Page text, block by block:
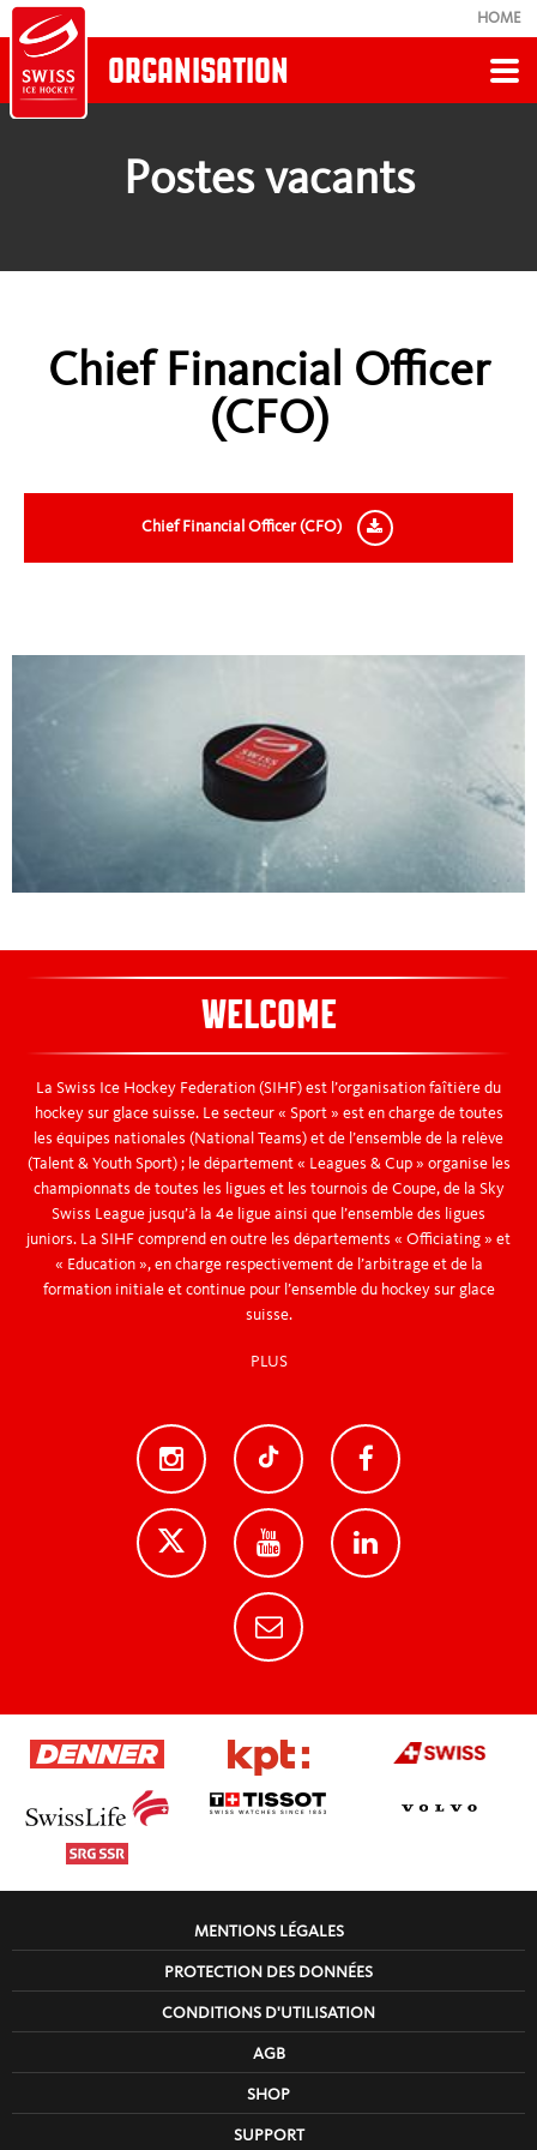
HOME
ORGANISATION
ORGANISATION
À propos de nous
Organigramme
Contact
Postes vacants
Chief Financial Officer
(CFO)
Chief Financial Officer (CFO)
WELCOME
La Swiss Ice Hockey Federation (SIHF) est l’organisation faîtière du
hockey sur glace suisse. Le secteur « Sport » est en charge de toutes
les équipes nationales (National Teams) et de l’ensemble de la relève
(Talent & Youth Sport) ; le département « Leagues & Cup » organise les
championnats de toutes les ligues et les tournois de Coupe, de la Sky
Swiss League jusqu’à la 4e ligue ainsi que l’ensemble des ligues
juniors. La SIHF comprend en outre les départements « Officiating » et
« Education », en charge respectivement de l’arbitrage et de la
formation initiale et continue pour l’ensemble du hockey sur glace
suisse.
PLUS
MENTIONS LÉGALES
PROTECTION DES DONNÉES
CONDITIONS D'UTILISATION
AGB
SHOP
SUPPORT